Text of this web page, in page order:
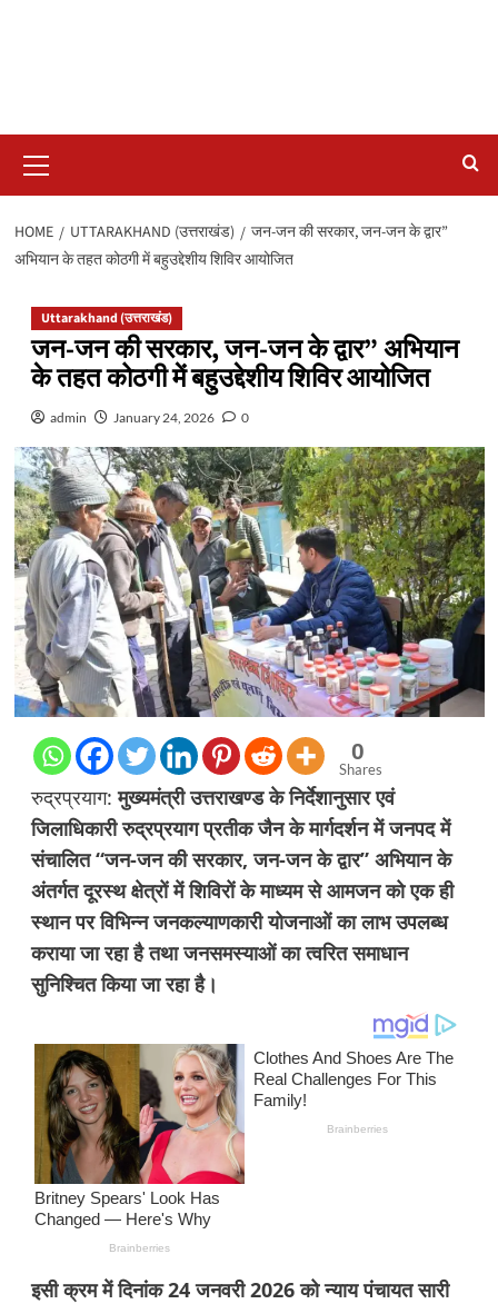
Menu
HOME UTTARAKHAND (उत्तराखंड)
जन-जन की सरकार, जन-जन के द्वार”
अभियान के तहत कोठगी में बहुउद्देशीय शिविर आयोजित
Uttarakhand (उत्तराखंड)
जन-जन की सरकार, जन-जन के द्वार” अभियान
के तहत कोठगी में बहुउद्देशीय शिविर आयोजित
admin January 24, 2026 0
0
Shares
रुद्रप्रयाग:मुख्यमंत्री उत्तराखण्ड के निर्देशानुसार एवं
जिलाधिकारी रुद्रप्रयाग प्रतीक जैन के मार्गदर्शन में जनपद में
संचालित “जन-जन की सरकार, जन-जन के द्वार” अभियान के
अंतर्गत दूरस्थ क्षेत्रों में शिविरों के माध्यम से आमजन को एक ही
स्थान पर विभिन्न जनकल्याणकारी योजनाओं का लाभ उपलब्ध
कराया जा रहा है तथा जनसमस्याओं का त्वरित समाधान
सुनिश्चित किया जा रहा है।
इसी क्रम में दिनांक 24 जनवरी 2026 को न्याय पंचायत सारी